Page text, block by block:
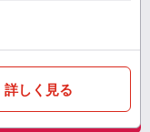
詳しく見る